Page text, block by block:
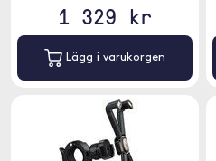
1 329 kr
Lägg i varukorgen